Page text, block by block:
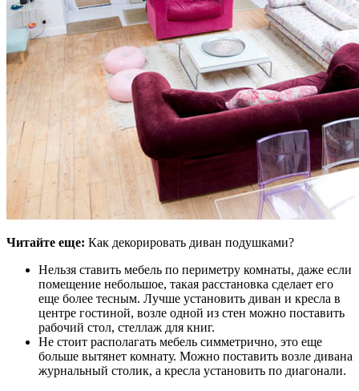
Читайте еще: Как декорировать диван подушками?
Нельзя ставить мебель по периметру комнаты, даже если
помещение небольшое, такая расстановка сделает его
еще более тесным. Лучше установить диван и кресла в
центре гостиной, возле одной из стен можно поставить
рабочий стол, стеллаж для книг.
Не стоит располагать мебель симметрично, это еще
больше вытянет комнату. Можно поставить возле дивана
журнальный столик, а кресла установить по диагонали.